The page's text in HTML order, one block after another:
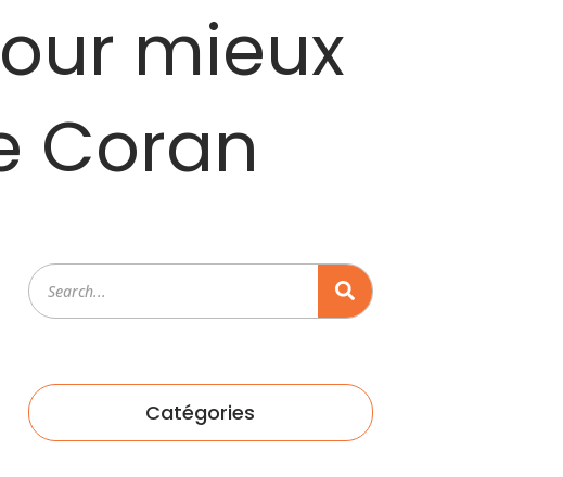
mieux
Coran
Rechercher
Catégories